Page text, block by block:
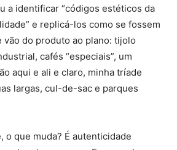
a identificar “códigos estéticos da
e replicá-los como se fossem
do produto ao plano: tijolo
cafés “especiais”, um
aqui e ali e claro, minha tríade
largas, cul-de-sac e parques
o que muda? É autenticidade